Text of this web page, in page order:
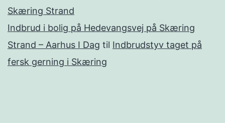
Skæring Strand
Indbrud i bolig på Hedevangsvej på Skæring
Strand – Aarhus I Dag til Indbrudstyv taget på
fersk gerning i Skæring